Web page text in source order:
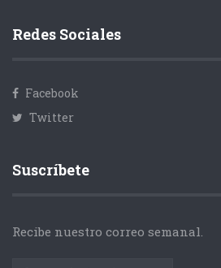
Redes Sociales
Facebook
Twitter
Suscríbete
Recibe nuestro correo semanal.